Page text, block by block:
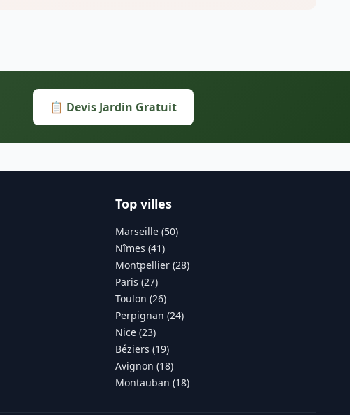
📋 Devis Jardin Gratuit
Top villes
Marseille (50)
Nîmes (41)
Montpellier (28)
Paris (27)
Toulon (26)
Perpignan (24)
Nice (23)
Béziers (19)
Avignon (18)
Montauban (18)